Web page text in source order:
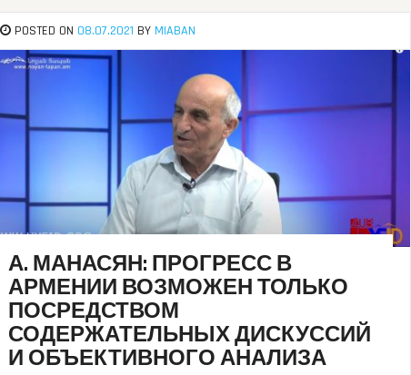
POSTED ON 08.07.2021 BY MIABAN
А. МАНАСЯН: ПРОГРЕСС В
АРМЕНИИ ВОЗМОЖЕН ТОЛЬКО
ПОСРЕДСТВОМ
СОДЕРЖАТЕЛЬНЫХ ДИСКУССИЙ
И ОБЪЕКТИВНОГО АНАЛИЗА